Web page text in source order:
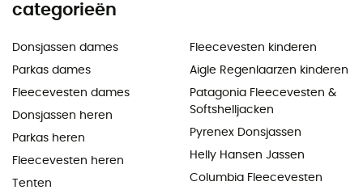
categorieën
Donsjassen dames
Parkas dames
Fleecevesten dames
Donsjassen heren
Parkas heren
Fleecevesten heren
Tenten
Fleecevesten kinderen
Aigle Regenlaarzen kinderen
Patagonia Fleecevesten &
Softshelljacken
Pyrenex Donsjassen
Helly Hansen Jassen
Columbia Fleecevesten